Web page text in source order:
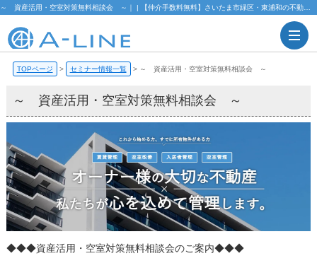
TOPページ > セミナー情報一覧 > ～ 資産活用・空室対策無料相談会 ～
～ 資産活用・空室対策無料相談会 ～
◆◆◆資産活用・空室対策無料相談会のご案内◆◆◆